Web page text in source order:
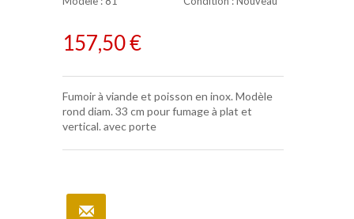
157,50 €
Fumoir à viande et poisson en inox. Modèle
rond diam. 33 cm pour fumage à plat et
vertical. avec porte